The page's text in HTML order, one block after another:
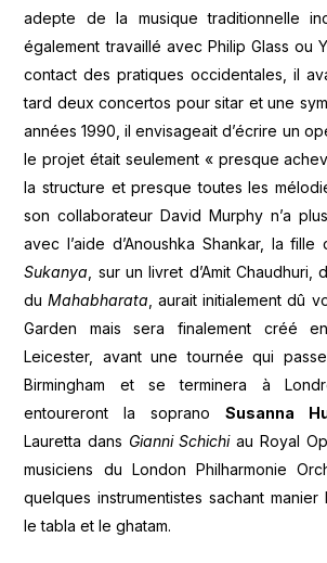
adepte de la musique traditionnelle
également travaillé avec Philip Glass ou
contact des pratiques occidentales, il
tard deux concertos pour sitar et une
années 1990, il envisageait d’écrire un
le projet était seulement « presque
la structure et presque toutes les
son collaborateur David Murphy n’a
avec l’aide d’Anoushka Shankar, la
Sukanya , sur un livret d’Amit Chaudhuri,
duMahabharata , aurait initialement dû
Garden
mais sera finalement créé
Leicester, avant une tournée qui
Birmingham et se terminera à
entoureront la soprano Susanna
Lauretta dans Gianni Schichiau Royal
musiciens du London Philharmonie
quelques instrumentistes sachant manier
le tabla et le ghatam.